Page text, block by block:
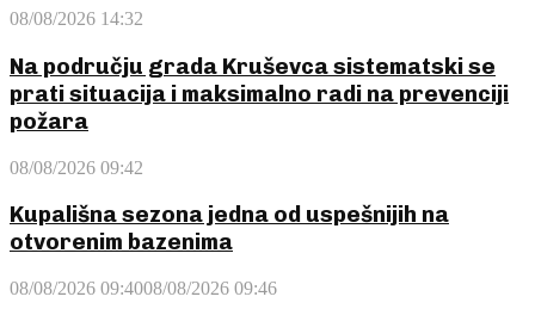
08/08/2026 14:32
Na području grada Kruševca sistematski se
prati situacija i maksimalno radi na prevenciji
požara
08/08/2026 09:42
Kupališna sezona jedna od uspešnijih na
otvorenim bazenima
08/08/2026 09:4008/08/2026 09:46